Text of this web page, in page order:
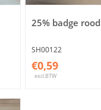
25% badge rood
SH00122
€0,59
excl.BTW